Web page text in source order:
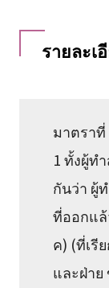
รายละเ
มาตรา
1 ทั้งผู้ท
กันว่า ผู้
ที่ออกแล้
ค) (ที่เรี
และฝ่าย